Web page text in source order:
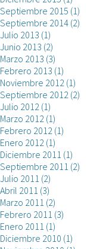
Septiembre 2015 (1)
Septiembre 2014 (2)
Julio 2013 (1)
Junio 2013 (2)
Marzo 2013 (3)
Febrero 2013 (1)
Noviembre 2012 (1)
Septiembre 2012 (2)
Julio 2012 (1)
Marzo 2012 (1)
Febrero 2012 (1)
Enero 2012 (1)
Diciembre 2011 (1)
Septiembre 2011 (2)
Julio 2011 (2)
Abril 2011 (3)
Marzo 2011 (2)
Febrero 2011 (3)
Enero 2011 (1)
Diciembre 2010 (1)